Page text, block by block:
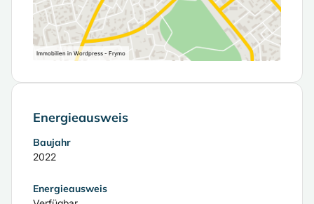
Immobilien in Wordpress - Frymo
Energieausweis
Baujahr
2022
Energieausweis